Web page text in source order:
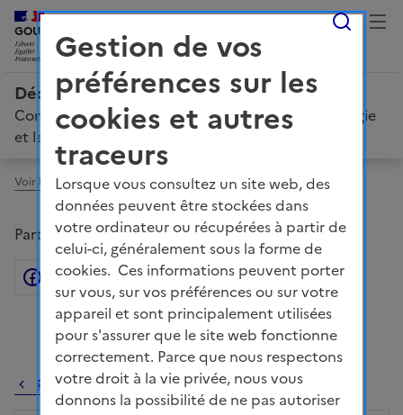
Gestion de vos
préférences sur les
cookies et autres
traceurs
Lorsque vous consultez un site web, des
données peuvent être stockées dans
votre ordinateur ou récupérées à partir de
celui-ci, généralement sous la forme de
cookies. Ces informations peuvent porter
sur vous, sur vos préférences ou sur votre
appareil et sont principalement utilisées
pour s'assurer que le site web fonctionne
correctement. Parce que nous respectons
votre droit à la vie privée, nous vous
donnons la possibilité de ne pas autoriser
GOUVERNEMENT
Décarboner la France : votre voix compte !
Concertation sur la Stratégie française pour l'énergie
et le climat
Voir le fil d'ariane
Partager la page
FacebookPartager sur Twitter
Partager sur Linkedin
CourrielCopier dans le
Revenir au fil de discussion